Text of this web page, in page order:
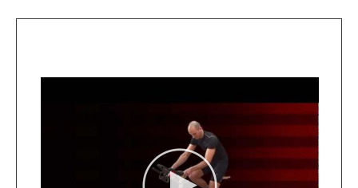
images
gallery